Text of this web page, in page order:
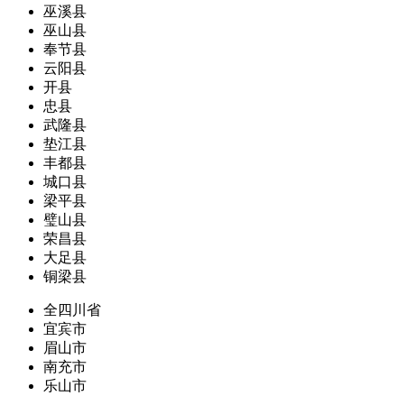
巫溪县
巫山县
奉节县
云阳县
开县
忠县
武隆县
垫江县
丰都县
城口县
梁平县
璧山县
荣昌县
大足县
铜梁县
全四川省
宜宾市
眉山市
南充市
乐山市